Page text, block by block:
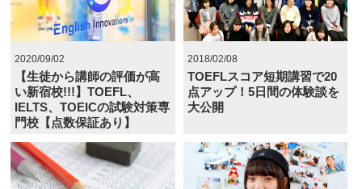
2020/09/02
【生徒から講師の評価が高
い新宿校!!!】TOEFL、
IELTS、TOEICの試験対策専
門校【点数保証あり】
2018/02/08
TOEFLスコア短期講習で20
点アップ！5日間の体験談を
大公開